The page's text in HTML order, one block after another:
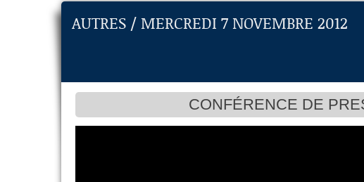
AUTRES / MERCREDI 7 NOVEMBRE 2012
CONFÉRENCE DE